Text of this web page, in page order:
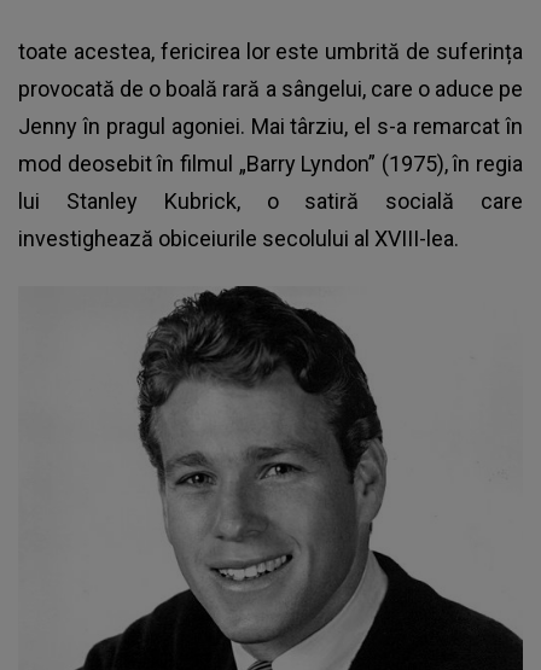
toate acestea, fericirea lor este umbrită de suferința
provocată de o boală rară a sângelui, care o aduce pe
Jenny în pragul agoniei. Mai târziu, el s-a remarcat în
mod deosebit în filmul „Barry Lyndon” (1975), în regia
lui Stanley Kubrick, o satiră socială care
investighează obiceiurile secolului al XVIII-lea.